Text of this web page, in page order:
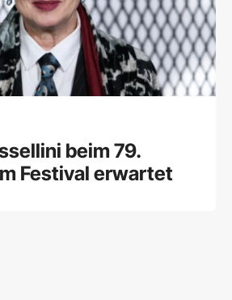
beim 79.
Festival erwartet